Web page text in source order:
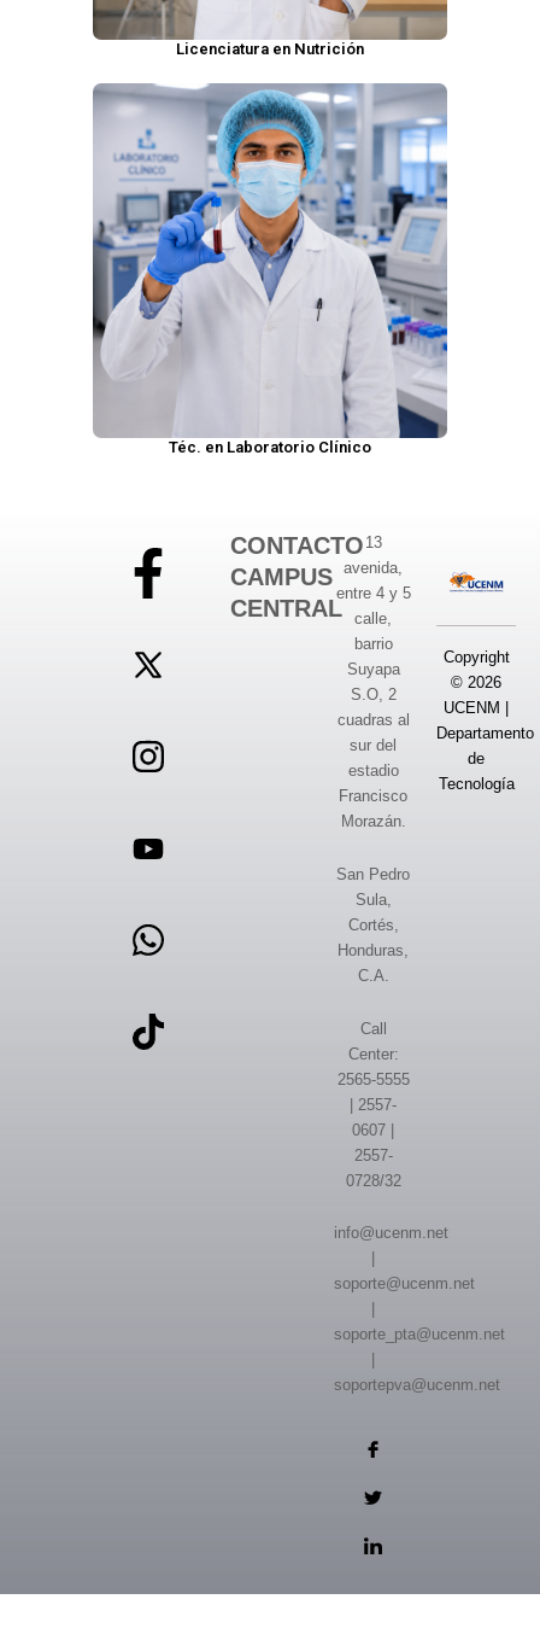
Licenciatura en Nutrición
Téc. en Laboratorio Clínico
CONTACTO
CAMPUS
CENTRAL
13
avenida,
entre 4 y 5
calle,
barrio
Suyapa
S.O, 2
cuadras al
sur del
estadio
Francisco
Morazán.
San Pedro
Sula,
Cortés,
Honduras,
C.A.
Call
Center:
2565-5555
| 2557-
0607 |
2557-
0728/32
info@ucenm.net
soporte@ucenm.net
soporte_pta@ucenm.net
soportepva@ucenm.net
Copyright
© 2026
UCENM |
Departamento
de
Tecnología